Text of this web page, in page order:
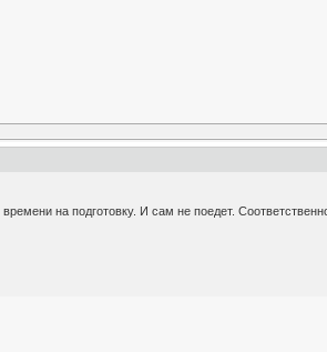
на подготовку. И сам не поедет.